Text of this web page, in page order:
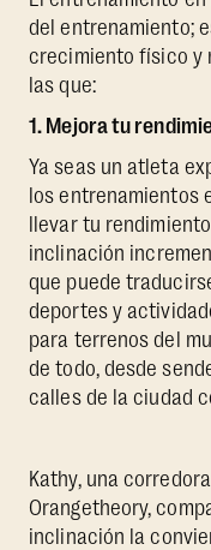
del entrenamiento;
crecimiento físico y
las que:
1. Mejora tu
Ya seas un atleta
los entrenamientos
llevar tu
inclinación
que puede
deportes y
para terrenos del
de todo, desde
calles de la ciudad
Kathy, una
Orangetheory,
inclinación la